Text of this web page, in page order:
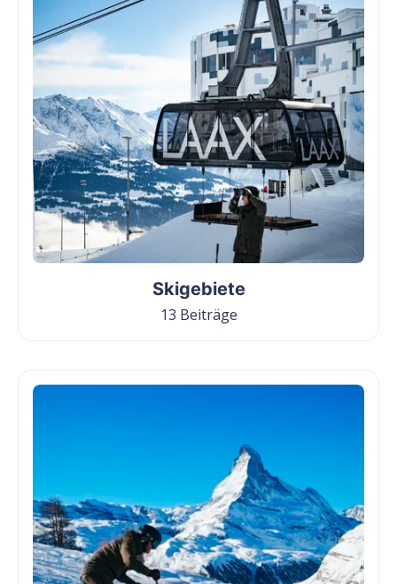
Skigebiete
13 Beiträge